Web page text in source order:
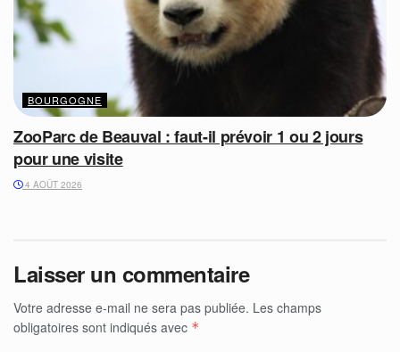
BOURGOGNE
ZooParc de Beauval : faut-il prévoir 1 ou 2 jours
pour une visite
4 AOÛT 2026
Laisser un commentaire
Votre adresse e-mail ne sera pas publiée. Les champs
obligatoires sont indiqués avec *